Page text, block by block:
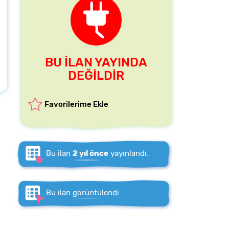
BU İLAN YAYINDA
DEĞİLDİR
Favorilerime Ekle
Bu ilan 2 yıl önce yayınlandı.
Bu ilan görüntülendi.